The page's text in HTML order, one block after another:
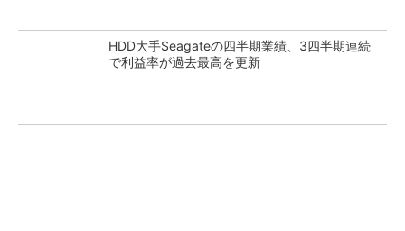
HDD大手Seagateの四半期業績、3四半期連続
で利益率が過去最高を更新